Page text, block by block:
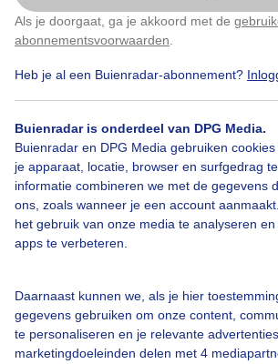
Als je doorgaat, ga je akkoord met de
abonnementsvoorwaarden
Heb je al een Buienradar-abonnement?
Buienradar is onderdeel van DPG Media.
Buienradar en DPG Media gebruiken
je apparaat, locatie, browser en surfgedrag
informatie combineren we met de gegevens
ons, zoals wanneer je een account
het gebruik van onze media te analyseren
apps te verbeteren.
Daarnaast kunnen we, als je hier
gegevens gebruiken om onze content,
te personaliseren en je relevante
marketingdoeleinden delen met 4
Nesteldrang Winter
Bekijk slideshow
Klik hierom dit aan te